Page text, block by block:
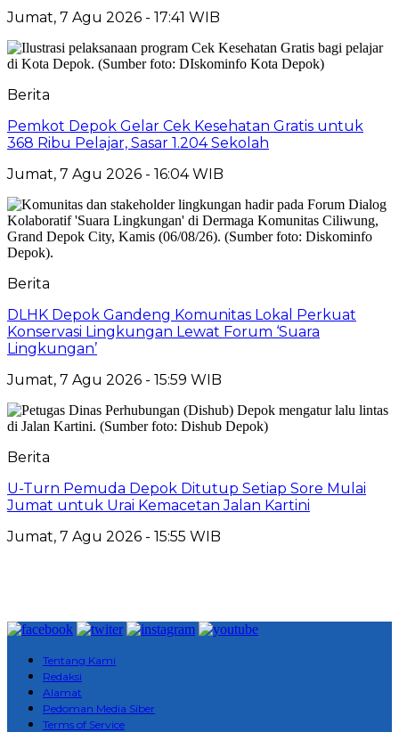
Jumat, 7 Agu 2026 - 17:41 WIB
Berita
Pemkot Depok Gelar Cek Kesehatan Gratis untuk
368 Ribu Pelajar, Sasar 1.204 Sekolah
Jumat, 7 Agu 2026 - 16:04 WIB
Berita
DLHK Depok Gandeng Komunitas Lokal Perkuat
Konservasi Lingkungan Lewat Forum ‘Suara
Lingkungan’
Jumat, 7 Agu 2026 - 15:59 WIB
Berita
U-Turn Pemuda Depok Ditutup Setiap Sore Mulai
Jumat untuk Urai Kemacetan Jalan Kartini
Jumat, 7 Agu 2026 - 15:55 WIB
Tentang Kami
Redaksi
Alamat
Pedoman Media Siber
Terms of Service